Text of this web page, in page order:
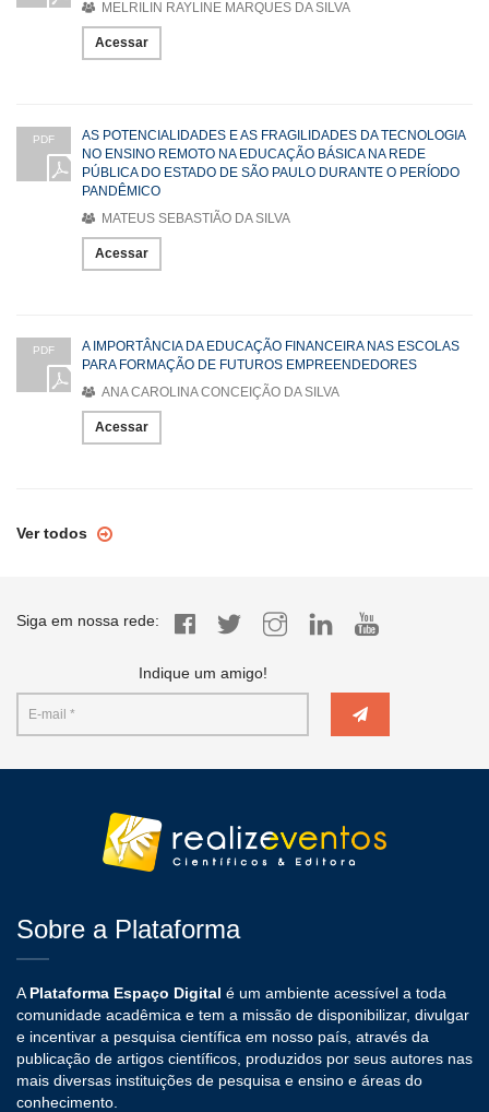
MELRILIN RAYLINE MARQUES DA SILVA
Acessar
PDF
AS POTENCIALIDADES E AS FRAGILIDADES DA TECNOLOGIA
NO ENSINO REMOTO NA EDUCAÇÃO BÁSICA NA REDE
PÚBLICA DO ESTADO DE SÃO PAULO DURANTE O PERÍODO
PANDÊMICO
MATEUS SEBASTIÃO DA SILVA
Acessar
PDF
A IMPORTÂNCIA DA EDUCAÇÃO FINANCEIRA NAS ESCOLAS
PARA FORMAÇÃO DE FUTUROS EMPREENDEDORES
ANA CAROLINA CONCEIÇÃO DA SILVA
Acessar
Ver todos
Siga em nossa rede:
Indique um amigo!
Sobre a Plataforma
A Plataforma Espaço Digital é um ambiente acessível a toda
comunidade acadêmica e tem a missão de disponibilizar, divulgar
e incentivar a pesquisa científica em nosso país, através da
publicação de artigos científicos, produzidos por seus autores nas
mais diversas instituições de pesquisa e ensino e áreas do
conhecimento.